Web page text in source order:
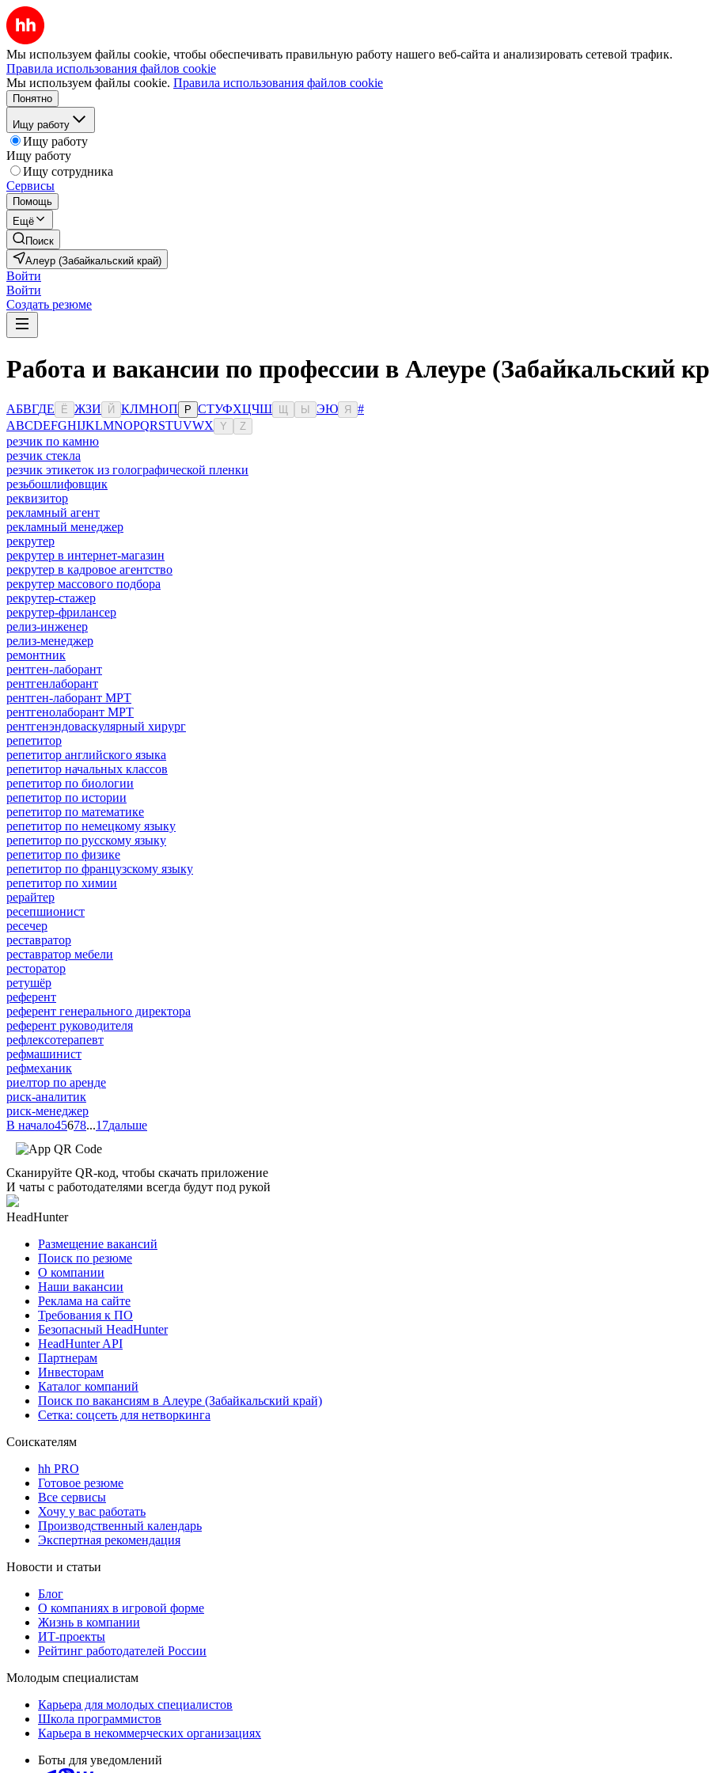
Мы используем файлы cookie, чтобы обеспечивать правильную работу нашего веб-сайта и анализировать сетевой трафик.
Правила использования файлов cookie
Мы используем файлы cookie. Правила использования файлов cookie
Понятно
Ищу работу
Ищу работу
Ищу работу
Ищу сотрудника
Сервисы
Помощь
Ещё
Поиск
Алеур (Забайкальский край)
Войти
Войти
Создать резюме
Работа и вакансии по профессии в Алеуре (Забайкальский
АБВГДЕ Ё ЖЗИ Й КЛМНОП Р СТУФХЦЧШ Ы ЭЮ Я
#
ABCDEFGHIJKLMNOPQRSTUVWX Y Z
резчик по камню
резчик стекла
резчик этикеток из голографической пленки
резьбошлифовщик
реквизитор
рекламный агент
рекламный менеджер
рекрутер
рекрутер в интернет-магазин
рекрутер в кадровое агентство
рекрутер массового подбора
рекрутер-стажер
рекрутер-фрилансер
релиз-инженер
релиз-менеджер
ремонтник
рентген-лаборант
рентгенлаборант
рентген-лаборант МРТ
рентгенолаборант МРТ
рентгенэндоваскулярный хирург
репетитор
репетитор английского языка
репетитор начальных классов
репетитор по биологии
репетитор по истории
репетитор по математике
репетитор по немецкому языку
репетитор по русскому языку
репетитор по физике
репетитор по французскому языку
репетитор по химии
рерайтер
ресепшионист
ресечер
реставратор
реставратор мебели
ресторатор
ретушёр
референт
референт генерального директора
референт руководителя
рефлексотерапевт
рефмашинист
рефмеханик
риелтор по аренде
риск-аналитик
риск-менеджер
В начало45678...17дальше
Сканируйте QR-код, чтобы скачать приложение
И чаты с работодателями всегда будут под рукой
HeadHunter
Размещение вакансий
Поиск по резюме
О компании
Наши вакансии
Реклама на сайте
Требования к ПО
Безопасный HeadHunter
HeadHunter API
Партнерам
Инвесторам
Каталог компаний
Поиск по вакансиям в Алеуре (Забайкальский край)
Сетка: соцсеть для нетворкинга
Соискателям
hh PRO
Готовое резюме
Все сервисы
Хочу у вас работать
Производственный календарь
Экспертная рекомендация
Новости и статьи
Блог
О компаниях в игровой форме
Жизнь в компании
ИТ-проекты
Рейтинг работодателей России
Молодым специалистам
Карьера для молодых специалистов
Школа программистов
Карьера в некоммерческих организациях
Боты для уведомлений